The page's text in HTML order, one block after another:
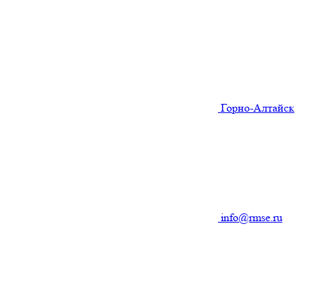
Горно-Алтайск
info@rmse.ru